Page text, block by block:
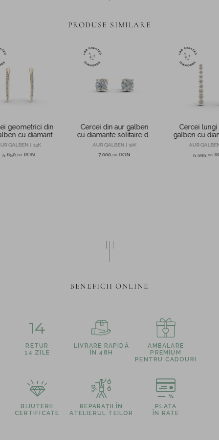
PRODUSE SIMILARE
geometrici din
cu diamante
create in
GALBEN | 14K
5.650 ,00 RON
Cercei din aur galben
cu diamante solitaire de
1.87ct create in
AUR GALBEN | 10K
7.000 00 RON
Cercei lungi
galben cu
1.6ct create
AUR
5.595 ,00
BENEFICII ONLINE
14
RETUR
14 ZILE
LIVRARE RAPIDĂ
ÎN 48H
AMBALARE
PREMIUM
PENTRU CADOURI
BIJUTERII
CERTIFICATE
REPARAȚII ÎN
ATELIERUL TEILOR
PLATA
ÎN RATE